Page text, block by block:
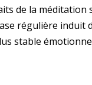
de la méditation
régulière induit
stable